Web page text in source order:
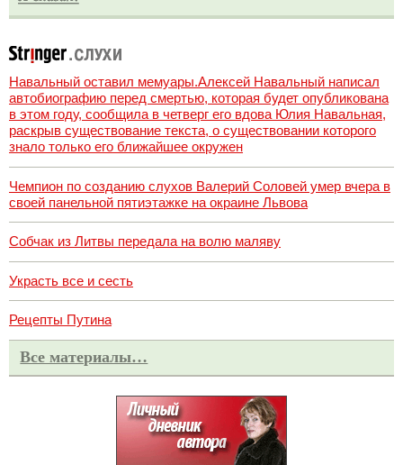
Навальный оставил мемуары.Алексей Навальный написал
автобиографию перед смертью, которая будет опубликована
в этом году, сообщила в четверг его вдова Юлия Навальная,
раскрыв существование текста, о существовании которого
знало только его ближайшее окружен
Чемпион по созданию слухов Валерий Соловей умер вчера в
своей панельной пятиэтажке на окраине Львова
Собчак из Литвы передала на волю маляву
Украсть все и сесть
Рецепты Путина
Все материалы…